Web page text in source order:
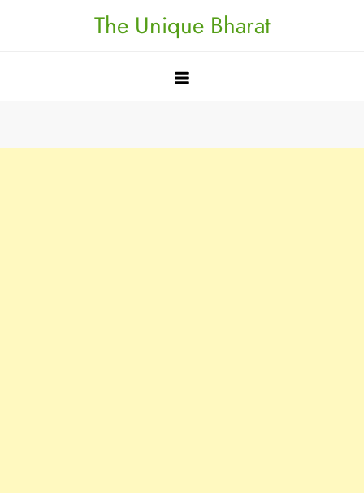
The Unique Bharat